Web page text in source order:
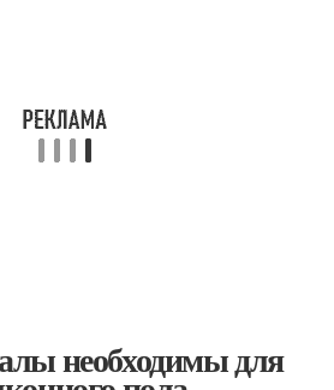
необходимы для